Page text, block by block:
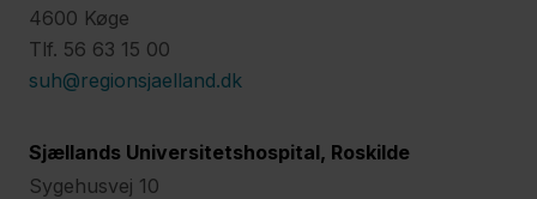
4600 Køge
Tlf. 56 63 15 00
suh@regionsjaelland.dk
Sjællands Universitetshospital, Roskilde
Sygehusvej 10